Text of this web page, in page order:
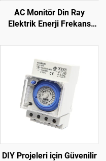
AC Monitör Din Ray
Elektrik Enerji Frekans
Dijital Ekranlı Ölçüm Cihazı
DIY Projeleri için Güvenilir